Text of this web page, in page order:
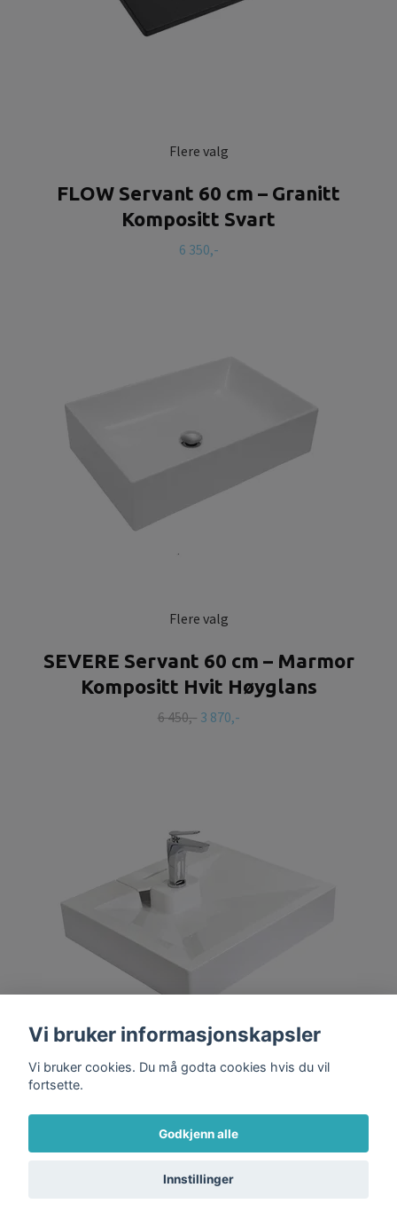
Flere valg
FLOW Servant 60 cm – Granitt
Kompositt Svart
6 350,-
Flere valg
SEVERE Servant 60 cm – Marmor
Kompositt Hvit Høyglans
6 450,- 3 870,-
LOCUS Servant 60 cm – Marmor
Kompositt Hvit Høyglans
6 490,-4 543,-
Vi bruker informasjonskapsler
Vi bruker cookies. Du må godta cookies hvis du vil
fortsette.
Godkjenn alle
Innstillinger
Velkommen til Baderama.no